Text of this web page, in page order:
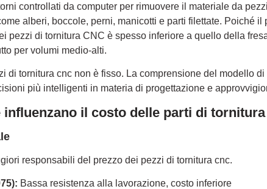
controllati da computer per rimuovere il materiale da
alberi, boccole, perni, manicotti e parti filettate. Poiché il
pezzi di tornitura CNC è spesso inferiore a quello della
per volumi medio-alti.
di tornitura cnc non è fisso. La comprensione del modello
più intelligenti in materia di progettazione e
influenzano il costo delle parti di tornitura
responsabili del prezzo dei pezzi di tornitura cnc.
Bassa resistenza alla lavorazione, costo inferiore